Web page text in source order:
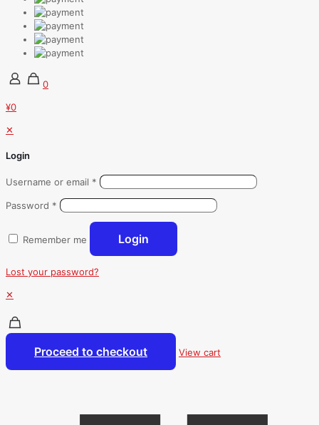
0
¥0
✕
Login
Username or email *
Password *
Remember me Login
Lost your password?
✕
Proceed to checkout View cart